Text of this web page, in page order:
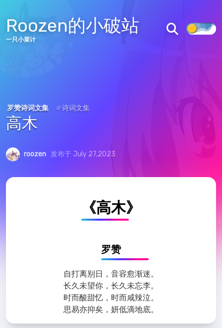
Roozen的小破站
一只小菜计
罗赞诗词文集 #诗词文集
高木
roozen 发布于 July 27,2023
《高木》
罗赞
自打离别日，音容愈渐迷。
长久未望你，长久未忘李。
时而酸甜忆，时而咸辣泣。
思易亦抑矣，妍低滴地底。
文章
10
分类
53303
访问量
图库
友链
皖ICP备2022001637号